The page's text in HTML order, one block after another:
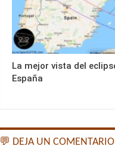
La mejor vista del
España
💬 DEJA UN COMENTARIO